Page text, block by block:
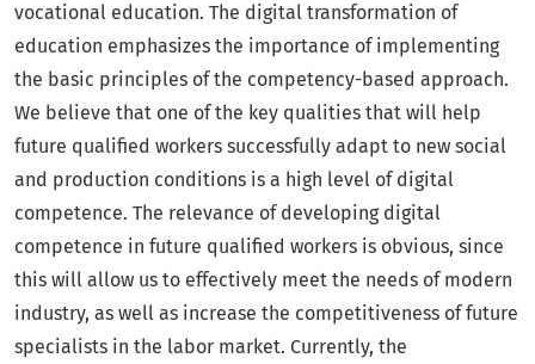
vocational education. The digital transformation of
education emphasizes the importance of implementing
the basic principles of the competency-based approach.
We believe that one of the key qualities that will help
future qualified workers successfully adapt to new social
and production conditions is a high level of digital
competence. The relevance of developing digital
competence in future qualified workers is obvious, since
this will allow us to effectively meet the needs of modern
industry, as well as increase the competitiveness of future
specialists in the labor market. Currently, the